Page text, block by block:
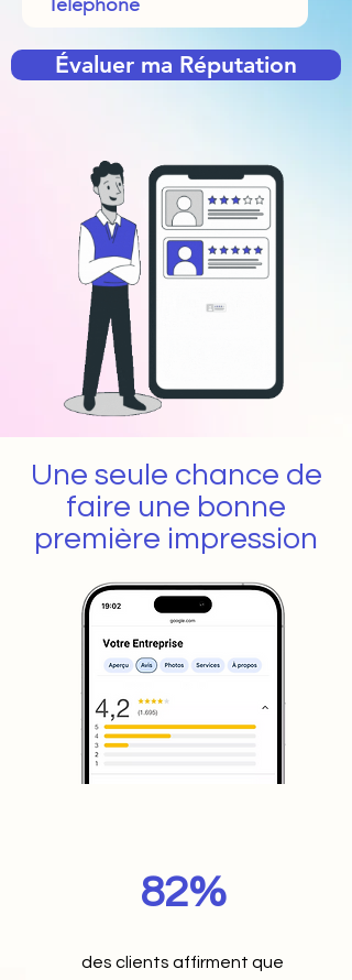
Évaluer ma Réputation
Une seule chance de
faire une bonne
première impression
82%
des clients affirment que